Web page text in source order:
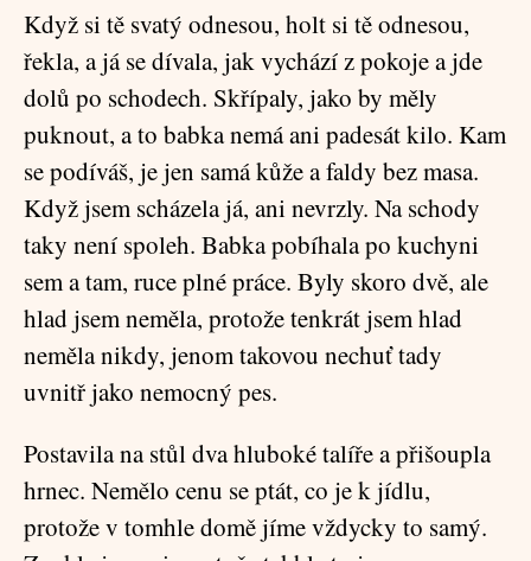
Když si tě svatý odnesou, holt si tě odnesou,
řekla, a já se dívala, jak vychází z pokoje a jde
dolů po schodech. Skřípaly, jako by měly
puknout, a to babka nemá ani padesát kilo. Kam
se podíváš, je jen samá kůže a faldy bez masa.
Když jsem scházela já, ani nevrzly. Na schody
taky není spoleh. Babka pobíhala po kuchyni
sem a tam, ruce plné práce. Byly skoro dvě, ale
hlad jsem neměla, protože tenkrát jsem hlad
neměla nikdy, jenom takovou nechuť tady
uvnitř jako nemocný pes.
Postavila na stůl dva hluboké talíře a přišoupla
hrnec. Nemělo cenu se ptát, co je k jídlu,
protože v tomhle domě jíme vždycky to samý.